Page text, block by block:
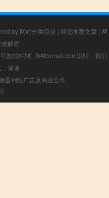
by 网站分类目录 | 精选推荐文章 | 网
难解答
发邮件到f_fb#foxmail.com说明，我们
，谢谢
盈利性广告及商业合作